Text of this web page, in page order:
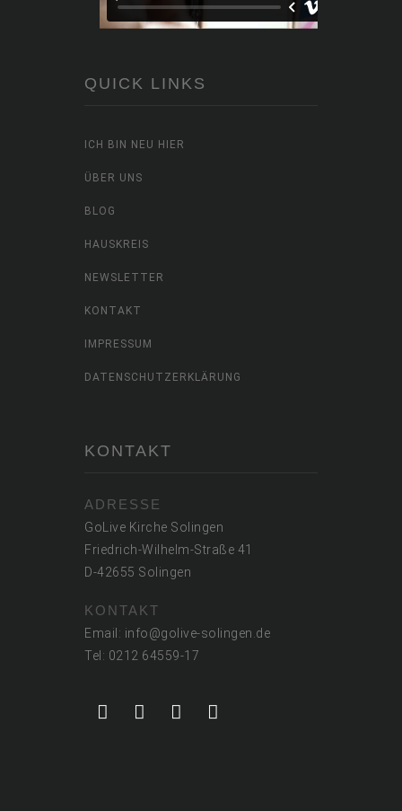
QUICK LINKS
ICH BIN NEU HIER
ÜBER UNS
BLOG
HAUSKREIS
NEWSLETTER
KONTAKT
IMPRESSUM
DATENSCHUTZERKLÄRUNG
KONTAKT
ADRESSE
GoLive Kirche Solingen
Friedrich-Wilhelm-Straße 41
D-42655 Solingen
KONTAKT
Email: info@golive-solingen.de
Tel: 0212 64559-17